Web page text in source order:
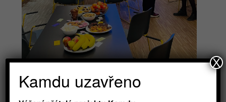
Kamdu uzavřeno
X